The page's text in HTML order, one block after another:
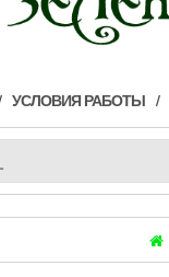
УСЛОВИЯ РАБОТЫ